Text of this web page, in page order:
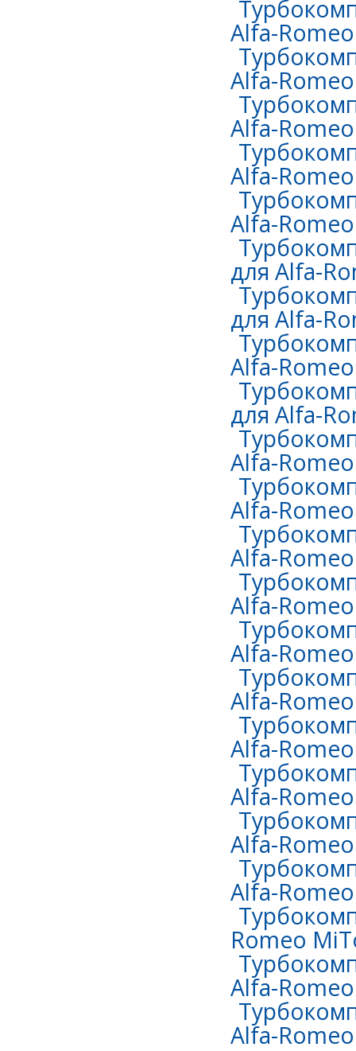
Alfa-
Alfa-
Alfa-
Alfa-
Alfa-
для Alfa-
для Alfa-
Alfa-
для Alfa-
Alfa-
Alfa-
Alfa-
Alfa-
Alfa-
Alfa-Romeo
Alfa-Romeo
Alfa-
Alfa-
Alfa-
Romeo
Alfa-
Alfa-